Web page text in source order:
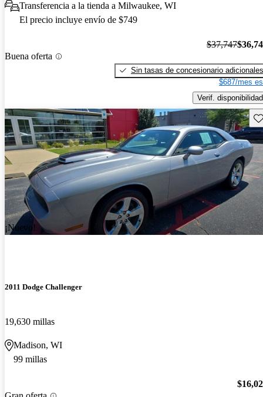
Transferencia a la tienda a Milwaukee, WI
El precio incluye envío de $749
Buena oferta
$37,747
Sin tasas de concesionario adicionales
$687/mes
Verif. disponibilidad
¡Nuevo!
2011 Dodge Challenger
19,630 millas
Madison, WI
99 millas